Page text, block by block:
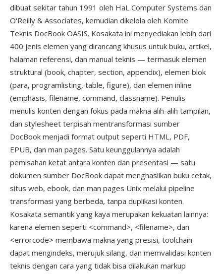
dibuat sekitar tahun 1991 oleh HaL Computer Systems dan
O'Reilly & Associates, kemudian dikelola oleh Komite
Teknis DocBook OASIS. Kosakata ini menyediakan lebih dari
400 jenis elemen yang dirancang khusus untuk buku, artikel,
halaman referensi, dan manual teknis — termasuk elemen
struktural (book, chapter, section, appendix), elemen blok
(para, programlisting, table, figure), dan elemen inline
(emphasis, filename, command, classname). Penulis
menulis konten dengan fokus pada makna alih-alih tampilan,
dan stylesheet terpisah mentransformasi sumber
DocBook menjadi format output seperti HTML, PDF,
EPUB, dan man pages. Satu keunggulannya adalah
pemisahan ketat antara konten dan presentasi — satu
dokumen sumber DocBook dapat menghasilkan buku cetak,
situs web, ebook, dan man pages Unix melalui pipeline
transformasi yang berbeda, tanpa duplikasi konten.
Kosakata semantik yang kaya merupakan kekuatan lainnya:
karena elemen seperti <command>, <filename>, dan
<errorcode> membawa makna yang presisi, toolchain
dapat mengindeks, merujuk silang, dan memvalidasi konten
teknis dengan cara yang tidak bisa dilakukan markup